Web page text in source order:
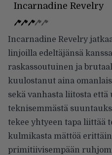
Incarnadine Revelry
Incarnadine Revelry
linjoilla edeltäjänsä
raskassoutuinen ja
kuulostanut aina
sekä vanhasta liitosta että
teknisemmästä
tekee yhtyeen tapa liittää
kulmikasta mättöä
primitiivisempään